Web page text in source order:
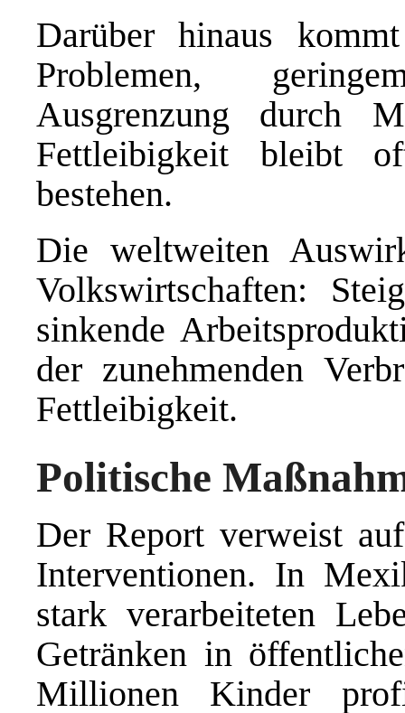
Darüber hinaus
Problemen,
Ausgrenzung durch
Fettleibigkeit bleibt
bestehen.
Die weltweiten
Volkswirtschaften:
sinkende
der zunehmenden
Fettleibigkeit.
Politische
Der Report verweist
Interventionen. In
stark verarbeiteten
Getränken in
Millionen Kinder